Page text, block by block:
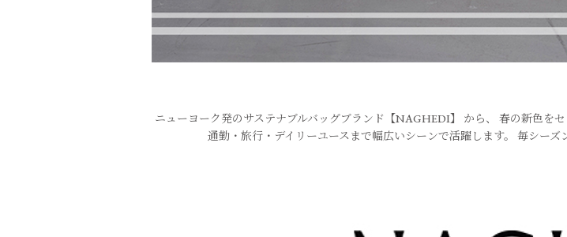
ニューヨーク発のサステナブルバッグブランド【NAGHEDI】 から、 春の新色をセ
通勤・旅行・デイリーユースまで幅広いシーンで活躍します。 毎シーズ